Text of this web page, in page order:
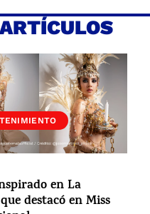
en La
destacó en Miss